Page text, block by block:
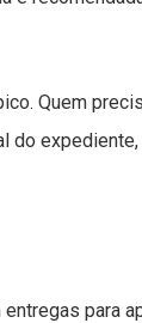
Quem
do
para